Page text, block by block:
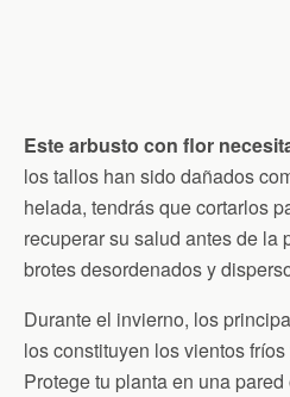
Este arbusto con flor
los tallos han sido dañados
helada, tendrás que cortarlos
recuperar su salud antes de la
brotes desordenados y
Durante el invierno, los
los constituyen los vientos
Protege tu planta en una